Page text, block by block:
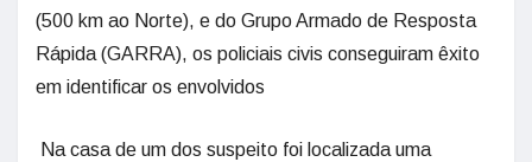
(500 km ao Norte), e do Grupo Armado de Resposta
Rápida (GARRA), os policiais civis conseguiram êxito
em identificar os envolvidos
Na casa de um dos suspeito foi localizada uma